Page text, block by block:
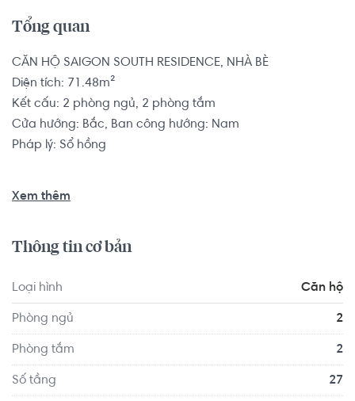
Tổng quan
CĂN HỘ SAIGON SOUTH RESIDENCE, NHÀ BÈ
Diện tích: 71.48m²
Kết cấu: 2 phòng ngủ, 2 phòng tắm
Cửa hướng: Bắc, Ban công hướng: Nam
Pháp lý: Sổ hồng
chuyển với đầy đủ các tiện ích về y tế, giáo dục và giải trí
Y Tế Phường Tân Quy...
Xem thêm
Thông tin cơ bản
Loại hình Căn hộ
Phòng ngủ 2
Phòng tắm 2
Số tầng 27